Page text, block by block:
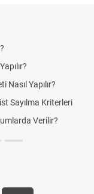
Yapılır?
Sayılma Kriterleri
Verilir?